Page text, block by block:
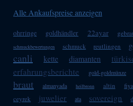
Alle Ankaufspreise anzeigen
ohrringe goldhändler 22ayar
schmuckbewertungen
schmuck reutlingen
canli kette diamanten
erfahrungsberichte gold-goldmünze
braut almanyada heilbronn altin
ceyrek juwelier ata sovereign